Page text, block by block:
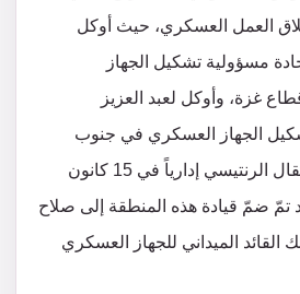
تقرر إطلاق العمل العسكري، حيث أوكل
مسؤولية تشكيل الجهاز
غزة، وأوكل لعبد العزيز
الجهاز العسكري في جنوب
قطاع غزة. ونظراً لاعتقال الرنتيسي إدارياً في 15 كانون
يناير 1988، فقد تمّ ضمّ قيادة هذه المنطقة إلى صلاح
القائد الميداني للجهاز العسكري